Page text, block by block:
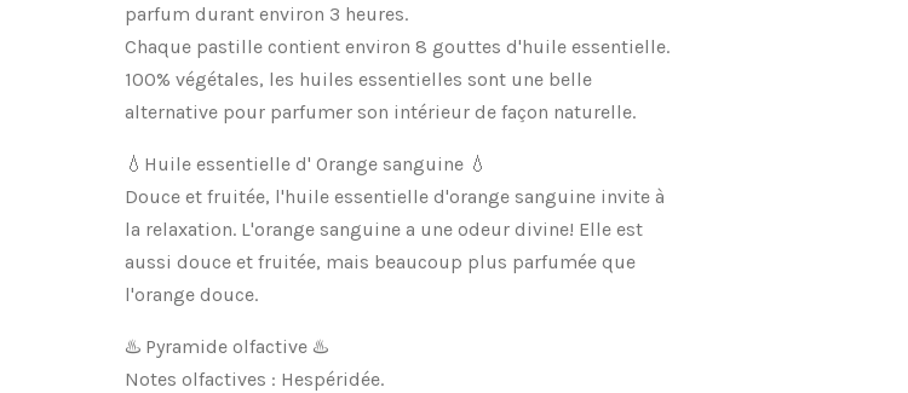
parfum durant environ 3 heures.
Chaque pastille contient environ 8 gouttes d'huile essentielle.
100% végétales, les huiles essentielles sont une belle
alternative pour parfumer son intérieur de façon naturelle.
💧Huile essentielle d' Orange sanguine 💧
Douce et fruitée, l'huile essentielle d'orange sanguine invite à
la relaxation. L'orange sanguine a une odeur divine! Elle est
aussi douce et fruitée, mais beaucoup plus parfumée que
l'orange douce.
♨️ Pyramide olfactive ♨️
Notes olfactives : Hespéridée.